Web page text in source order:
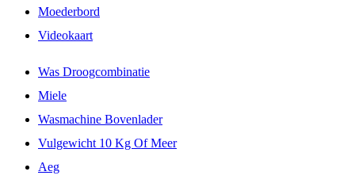
Moederbord
Videokaart
Was Droogcombinatie
Miele
Wasmachine Bovenlader
Vulgewicht 10 Kg Of Meer
Aeg